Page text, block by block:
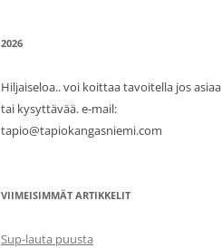
2026
Hiljaiseloa.. voi koittaa tavoitella jos asiaa
tai kysyttävää. e-mail:
tapio@tapiokangasniemi.com
VIIMEISIMMÄT ARTIKKELIT
Sup-lauta puusta